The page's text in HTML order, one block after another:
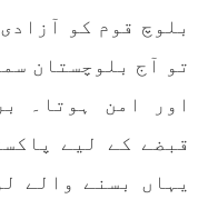
1864 VIEWS مئی
اور
نفسیاتی جنگ ایک
شکست و ریخت کے لیے
بلوچ قوم کو
تو آج بلوچستان
اور امن ہوتا۔
قبضے کے لیے
یہاں بسنے والے